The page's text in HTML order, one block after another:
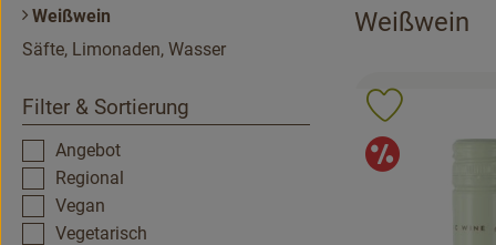
Weißwein
Säfte, Limonaden, Wasser
Filter & Sortierung
Angebot
Regional
Vegan
Vegetarisch
Weißwein
Produkt